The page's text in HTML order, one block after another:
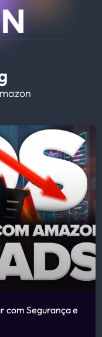
com Segurança e